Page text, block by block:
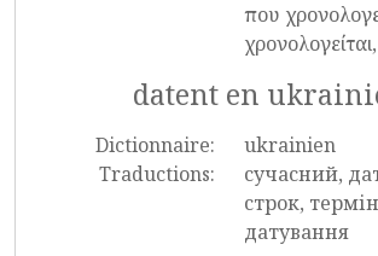
που
datent en
Dictionnaire:
ukrainien
Traductions:
сучасний,
строк,
датування